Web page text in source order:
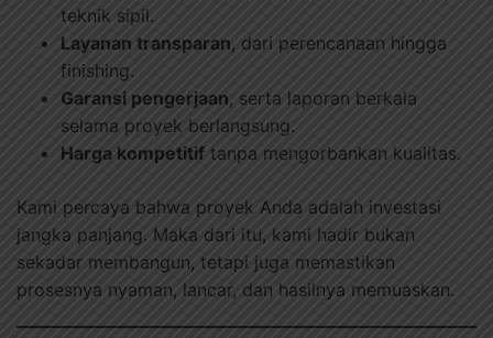
teknik sipil.
Layanan transparan, dari perencanaan hingga
finishing.
Garansi pengerjaan, serta laporan berkala
selama proyek berlangsung.
Harga kompetitif tanpa mengorbankan kualitas.
Kami percaya bahwa proyek Anda adalah investasi
jangka panjang. Maka dari itu, kami hadir bukan
sekadar membangun, tetapi juga memastikan
prosesnya nyaman, lancar, dan hasilnya memuaskan.